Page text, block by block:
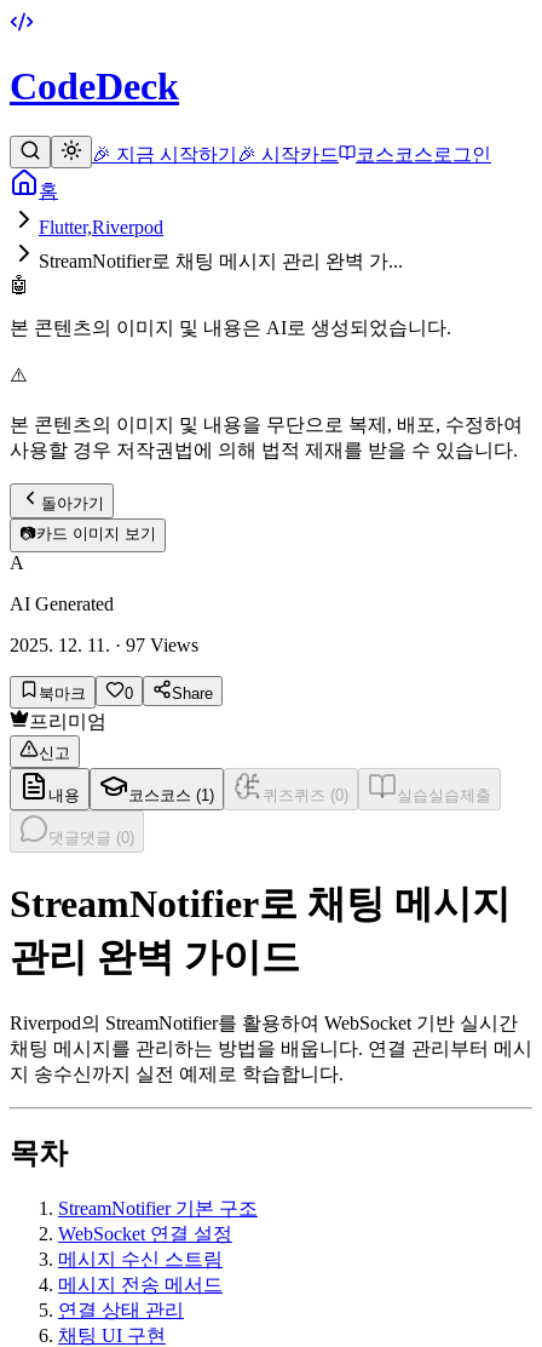
CodeDeck
🎉 지금 시작하기 🎉 시작카드 코스코스로그인
홈
Flutter,Riverpod
StreamNotifier로 채팅 메시지 관리 완벽 가...
🤖
본 콘텐츠의 이미지 및 내용은 AI로 생성되었습니다.
⚠️
본 콘텐츠의 이미지 및 내용을 무단으로 복제, 배포, 수정하여
사용할 경우 저작권법에 의해 법적 제재를 받을 수 있습니다.
돌아가기
📷카드 이미지 보기
A
AI Generated
2025. 12. 11. · 97 Views
북마크 0 Share
프리미엄
신고
내용 코스 코스 (1 ) 퀴즈퀴즈 (0) 실습실습제출
댓글댓글 (0)
StreamNotifier로 채팅 메시지
관리 완벽 가이드
Riverpod의 StreamNotifier를 활용하여 WebSocket 기반 실시간
채팅 메시지를 관리하는 방법을 배웁니다. 연결 관리부터 메시
지 송수신까지 실전 예제로 학습합니다.
목차
StreamNotifier 기본 구조
WebSocket 연결 설정
메시지 수신 스트림
메시지 전송 메서드
연결 상태 관리
채팅 UI 구현